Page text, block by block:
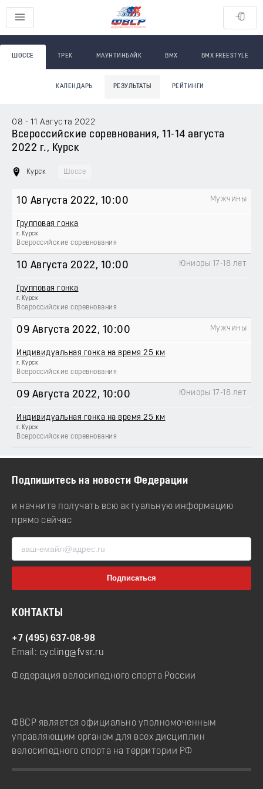
ШОССЕ ТРЕК МАУНТИНБАЙК BMX BMX FREESTYLE
КАЛЕНДАРЬ РЕЗУЛЬТАТЫ РЕЙТИНГИ
08 - 11 Августа 2022
Всероссийские соревнования, 11-14 августа
2022 г., Курск
Курск Шоссе
10 Августа 2022, 10:00
Групповая гонка
г. Курск
Всероссийские соревнования
Мужчины
10 Августа 2022, 10:00
Групповая гонка
г. Курск
Всероссийские соревнования
Юниоры 17-18 лет
09 Августа 2022, 10:00
Индивидуальная гонка на время 25 км
г. Курск
Всероссийские соревнования
Мужчины
09 Августа 2022, 10:00
Индивидуальная гонка на время 25 км
г. Курск
Всероссийские соревнования
Юниоры 17-18 лет
Подпишитесь на новости Федерации
и начните получать всю актуальную информацию
прямо сейчас
КОНТАКТЫ
+7 (495) 637-08-98
Email: cycling@fvsr.ru
Федерация велосипедного спорта России
ФВСР является официально уполномоченным
управляющим органом для всех дисциплин
велосипедного спорта на территории РФ